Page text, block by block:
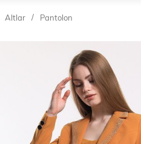
Altlar Pantolon